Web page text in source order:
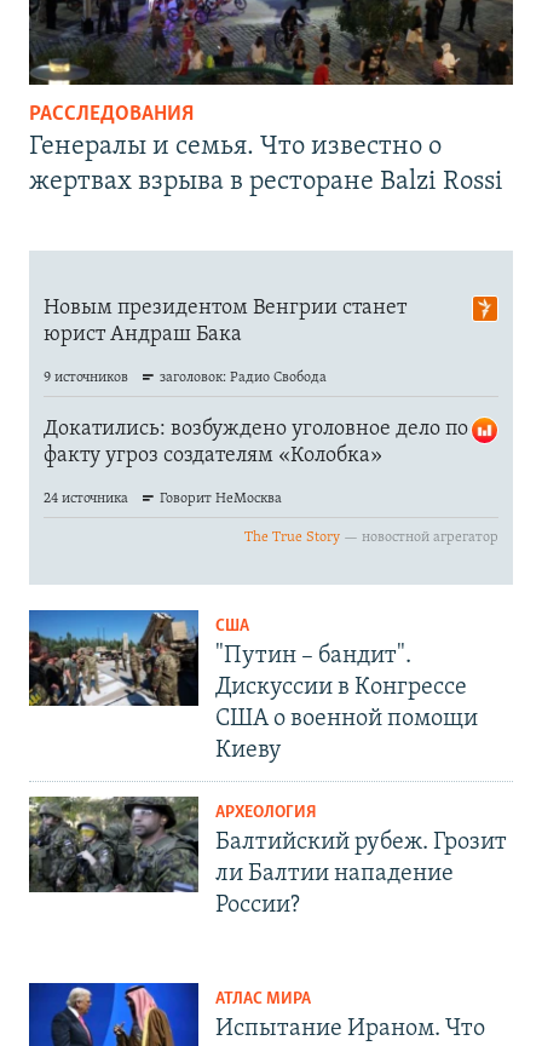
РАССЛЕДОВАНИЯ
Генералы и семья. Что известно о
жертвах взрыва в ресторане Balzi Rossi
США
"Путин – бандит".
Дискуссии в Конгрессе
США о военной помощи
Киеву
АРХЕОЛОГИЯ
Балтийский рубеж. Грозит
ли Балтии нападение
России?
АТЛАС МИРА
Испытание Ираном. Что